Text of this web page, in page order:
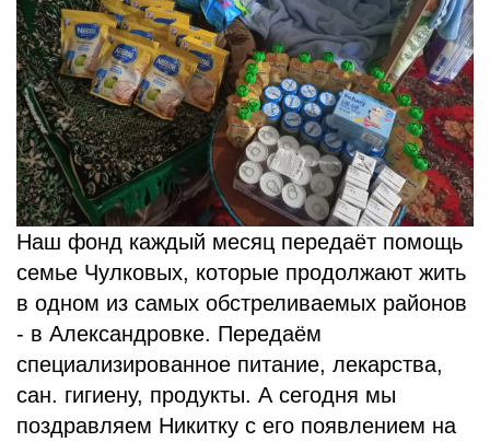
Наш фонд каждый месяц передаёт помощь
семье Чулковых, которые продолжают жить
в одном из самых обстреливаемых районов
- в Александровке. Передаëм
специализированное питание, лекарства,
сан. гигиену, продукты. А сегодня мы
поздравляем Никитку с его появлением на